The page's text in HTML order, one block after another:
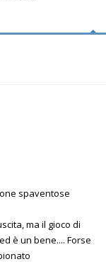
spaventose
ma il gioco di
è un bene.... Forse